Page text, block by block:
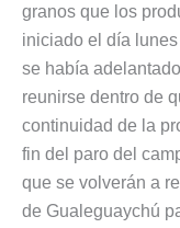
granos que los
iniciado el día
se había
reunirse dentro de
continuidad de la
fin del paro del
que se volverán a
de Gualeguaychú